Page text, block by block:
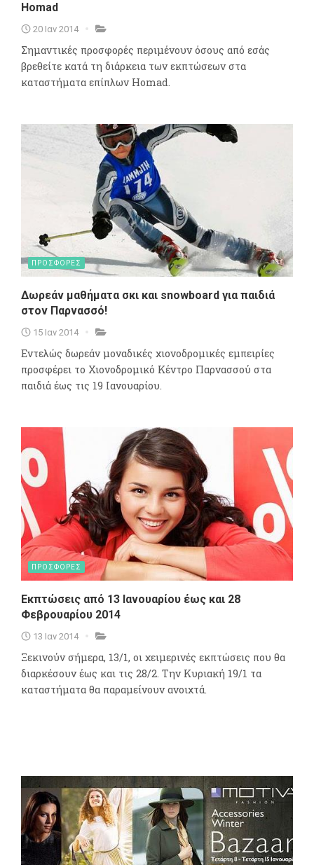
Homad
20 Ιαν 2014
Σημαντικές προσφορές περιμένουν όσους από εσάς
βρεθείτε κατά τη διάρκεια των εκπτώσεων στα
καταστήματα επίπλων Homad.
ΠΡΟΣΦΟΡΕΣ
Δωρεάν μαθήματα σκι και snowboard για παιδιά
στον Παρνασσό!
15 Ιαν 2014
Εντελώς δωρεάν μοναδικές χιονοδρομικές εμπειρίες
προσφέρει το Χιονοδρομικό Κέντρο Παρνασσού στα
παιδιά έως τις 19 Ιανουαρίου.
ΠΡΟΣΦΟΡΕΣ
Εκπτώσεις από 13 Ιανουαρίου έως και 28
Φεβρουαρίου 2014
13 Ιαν 2014
Ξεκινούν σήμερα, 13/1, οι χειμερινές εκπτώσεις που θα
διαρκέσουν έως και τις 28/2. Την Κυριακή 19/1 τα
καταστήματα θα παραμείνουν ανοιχτά.